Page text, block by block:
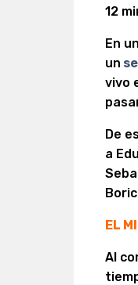
12
En
un
vivo
De
a
EL
Al